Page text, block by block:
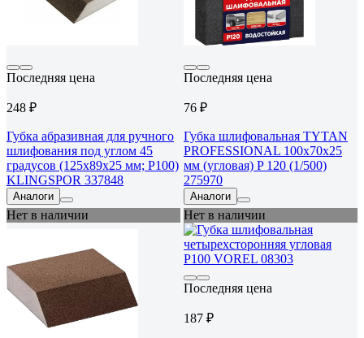
Последняя цена
248 ₽
Губка абразивная для ручного
шлифования под углом 45
градусов (125х89х25 мм; Р100)
KLINGSPOR 337848
Аналоги
Последняя цена
76 ₽
Губка шлифовальная TYTAN
PROFESSIONAL 100х70х25
мм (угловая) P 120 (1/500)
275970
Аналоги
Нет в наличии Нет в наличии
Последняя цена
187 ₽